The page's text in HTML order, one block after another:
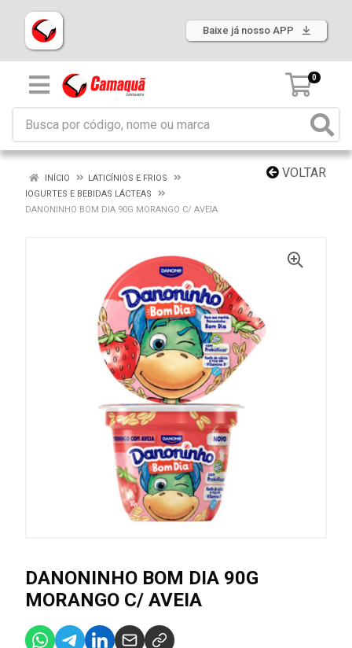
Baixe já nosso APP
0
VOLTAR
INÍCIO
LATICÍNIOS E FRIOS
IOGURTES E BEBIDAS LÁCTEAS
DANONINHO BOM DIA 90G MORANGO C/ AVEIA
DANONINHO BOM DIA 90G
MORANGO C/ AVEIA